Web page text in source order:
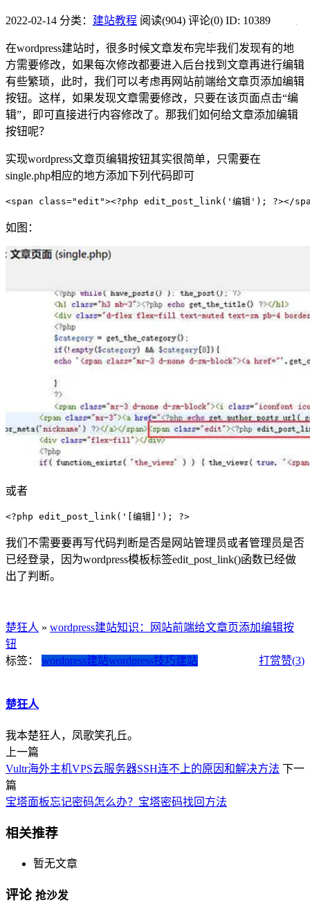
2022-02-14 分类： 建站教程 阅读(904) 评论(0) ID: 10389
在wordpress建站时，很多时候文章发布完毕我们发现有的地
方需要修改，如果每次修改都要进入后台找到文章再进行编辑
有些繁琐，此时，我们可以考虑再网站前端给文章页添加编辑
按钮。这样，如果发现文章需要修改，只要在该页面点击“编
辑”，即可直接进行内容修改了。那我们如何给文章添加编辑
按钮呢？
实现wordpress文章页编辑按钮其实很简单，只需要在
single.php相应的地方添加下列代码即可
<span class="edit"><?php edit_post_link ( '编辑' ) ; ?></
如图：
或者
<?php edit_post_link ( '[编辑]' ) ; ?>
我们不需要要再写代码判断是否是网站管理员或者管理员是否
已经登录，因为wordpress模板标签edit_post_link()函数已经做
出了判断。
楚狂人 » wordpress建站知识：网站前端给文章页添加编辑按
钮
打赏赞(3)
标签： wordpress建站wordpress技巧建站
楚狂人
我本楚狂人，凤歌笑孔丘。
上一篇
Vultr海外主机VPS云服务器SSH连不上的原因和解决方法 下一
篇
宝塔面板忘记密码怎么办？宝塔密码找回方法
相关推荐
暂无文章
评论 抢沙发